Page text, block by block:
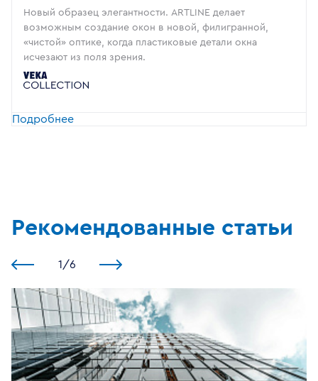
Новый образец элегантности. ARTLINE делает
возможным создание окон в новой, филигранной,
«чистой» оптике, когда пластиковые детали окна
исчезают из поля зрения.
Подробнее
Рекомендованные статьи
1 /6